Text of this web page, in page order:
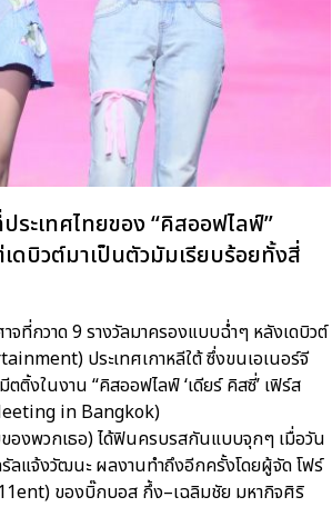
ะเทศไทยของ “คิสออฟไลฟ์”
ดบิวต์มาเป็นตัวมัมเรียบร้อยทั้งสี่
กวาด 9 รางวัลมาครองแบบฉ่ำๆ หลังเดบิวต์
ประเทศเกาหลีใต้ ซึ่งขนเอเนอร์จี
งในงาน “คิสออฟไลฟ์ ‘เดียร์ คิสซี่’ เฟิร์ส
in Bangkok)
ของพวกเธอ) ได้ฟินครบรสกันแบบจุกๆ เมื่อวัน
แจ้งวัฒนะ ผลงานทำถึงอีกครั้งโดยผู้จัด โฟร์
ของบิ๊กบอส กึ้ง–เฉลิมชัย มหากิจศิริ